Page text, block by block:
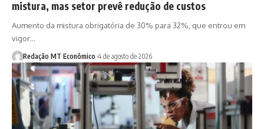
mistura, mas setor prevê redução de custos
Aumento da mistura obrigatória de 30% para 32%, que entrou em
vigor…
Redação MT Econômico 4 de agosto de 2026